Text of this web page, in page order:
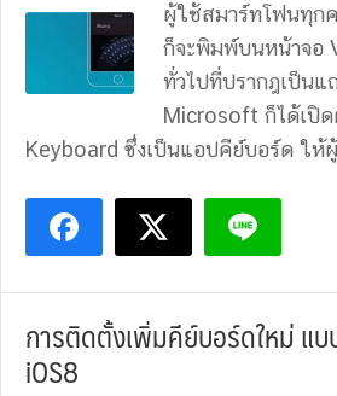
ผู้ใช้สมาร์ทโฟนทุก
ก็จะพิมพ์บนหน้าจอ
ทั่วไปที่ปรากฎเป็น
Microsoft ก็ได้เปิ
Keyboard ซึ่งเป็นแอปคีย์บอร์ด ให้
การติดตั้งเพิ่มคีย์บอร์ดใหม่ แ
iOS8